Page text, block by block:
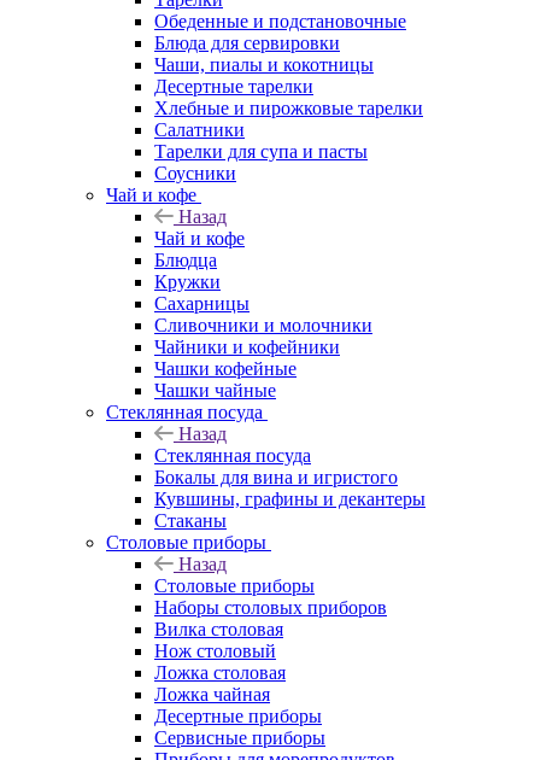
Обеденные и подстановочные
Блюда для сервировки
Чаши, пиалы и кокотницы
Десертные тарелки
Хлебные и пирожковые тарелки
Салатники
Тарелки для супа и пасты
Соусники
Чай и кофе
Назад
Чай и кофе
Блюдца
Кружки
Сахарницы
Сливочники и молочники
Чайники и кофейники
Чашки кофейные
Чашки чайные
Стеклянная посуда
Назад
Стеклянная посуда
Бокалы для вина и игристого
Кувшины, графины и декантеры
Стаканы
Столовые приборы
Назад
Столовые приборы
Наборы столовых приборов
Вилка столовая
Нож столовый
Ложка столовая
Ложка чайная
Десертные приборы
Сервисные приборы